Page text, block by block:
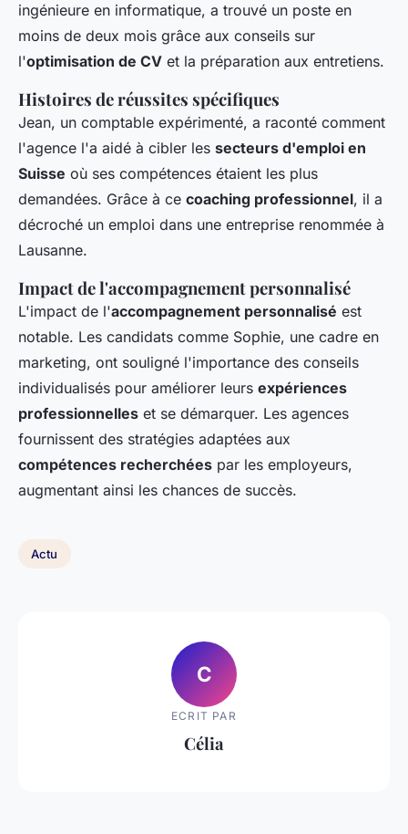
ingénieure en informatique, a trouvé un poste en
moins de deux mois grâce aux conseils sur
l'optimisation de CV et la préparation aux entretiens.
Histoires de réussites spécifiques
Jean, un comptable expérimenté, a raconté comment
l'agence l'a aidé à cibler les secteurs d'emploi en
Suisse où ses compétences étaient les plus
demandées. Grâce à ce coaching professionnel, il a
décroché un emploi dans une entreprise renommée à
Lausanne.
Impact de l'accompagnement personnalisé
L'impact de l'accompagnement personnalisé est
notable. Les candidats comme Sophie, une cadre en
marketing, ont souligné l'importance des conseils
individualisés pour améliorer leurs expériences
professionnelles et se démarquer. Les agences
fournissent des stratégies adaptées aux
compétences recherchées par les employeurs,
augmentant ainsi les chances de succès.
Actu
C
ECRIT PAR
Célia